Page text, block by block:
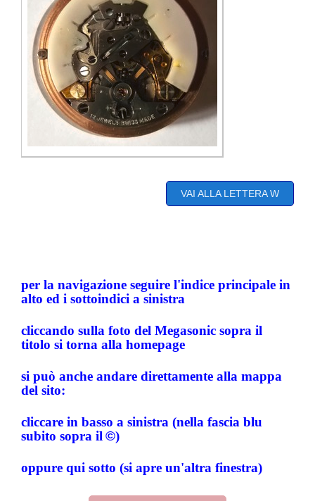
VAI ALLA LETTERA W
per la navigazione seguire l'indice principale in
alto ed i sottoindici a sinistra
cliccando sulla foto del Megasonic sopra il
titolo si torna alla homepage
si può anche andare direttamente alla mappa
del sito:
cliccare in basso a sinistra (nella fascia blu
subito sopra il©)
oppure qui sotto (si apre un'altra finestra)